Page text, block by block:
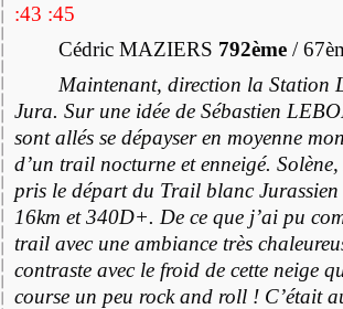
:43 :45
Cédric MAZIERS 792ème /
Maintenant, direction la Station
Jura. Sur une idée de Sébastien
sont allés se dépayser en moyenne
d’un trail nocturne et enneigé.
pris le départ du Trail blanc
16km et 340D+. De ce que j’ai pu
trail avec une ambiance très
contraste avec le froid de cette neige
course un peu rock and roll ! C’était